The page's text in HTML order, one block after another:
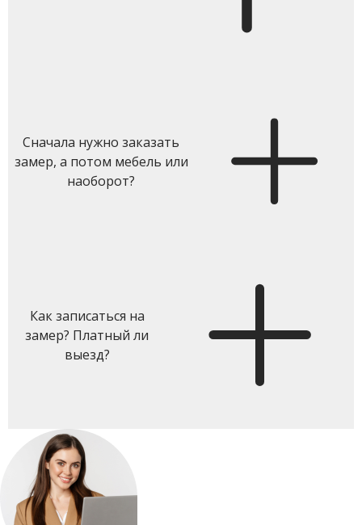
Сначала нужно заказать
замер, а потом мебель или
наоборот?
Как записаться на
замер? Платный ли
выезд?